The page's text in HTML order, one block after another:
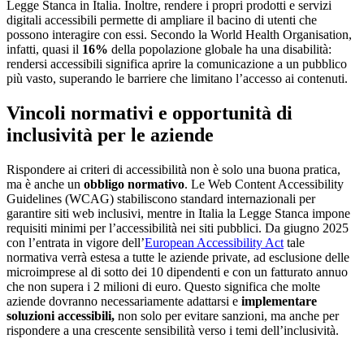
Legge Stanca in Italia. Inoltre, rendere i propri prodotti e servizi
digitali accessibili permette di ampliare il bacino di utenti che
possono interagire con essi. Secondo la World Health Organisation,
infatti, quasi il 16% della popolazione globale ha una disabilità:
rendersi accessibili significa aprire la comunicazione a un pubblico
più vasto, superando le barriere che limitano l’accesso ai contenuti.
Vincoli normativi e opportunità di
inclusività per le aziende
Rispondere ai criteri di accessibilità non è solo una buona pratica,
ma è anche un obbligo normativo. Le Web Content Accessibility
Guidelines (WCAG) stabiliscono standard internazionali per
garantire siti web inclusivi, mentre in Italia la Legge Stanca impone
requisiti minimi per l’accessibilità nei siti pubblici. Da giugno 2025
con l’entrata in vigore dell’European Accessibility Act tale
normativa verrà estesa a tutte le aziende private, ad esclusione delle
microimprese al di sotto dei 10 dipendenti e con un fatturato annuo
che non supera i 2 milioni di euro. Questo significa che molte
aziende dovranno necessariamente adattarsi e implementare
soluzioni accessibili, non solo per evitare sanzioni, ma anche per
rispondere a una crescente sensibilità verso i temi dell’inclusività.